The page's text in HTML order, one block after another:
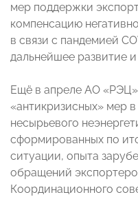
мер поддержки
компенсацию
в связи с пандемией
дальнейшее развитие
Ещё в апреле АО
«антикризисных» мер
несырьевого
сформированных по
ситуации, опыта
обращений
Координационного